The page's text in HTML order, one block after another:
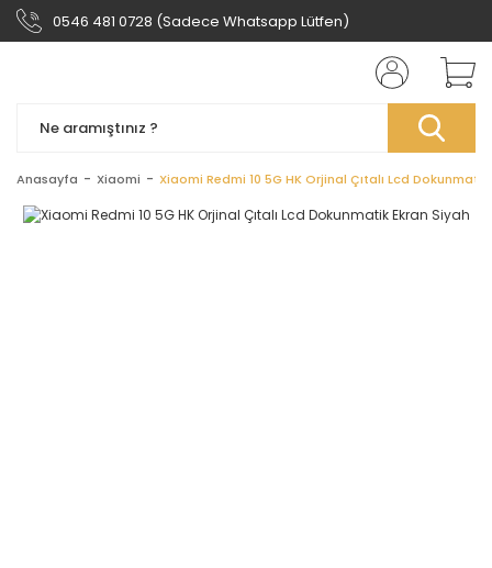
0546 481 0728 (Sadece Whatsapp Lütfen)
Anasayfa Xiaomi Xiaomi Redmi 10 5G HK Orjinal Çıtalı Lcd